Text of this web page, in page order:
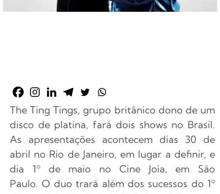
The Ting Tings, grupo britânico dono de um
disco de platina, fará dois shows no Brasil.
As apresentações acontecem dias 30 de
abril no Rio de Janeiro, em lugar a definir, e
dia 1º de maio no Cine Joia, em São
Paulo. O duo trará além dos sucessos do 1º